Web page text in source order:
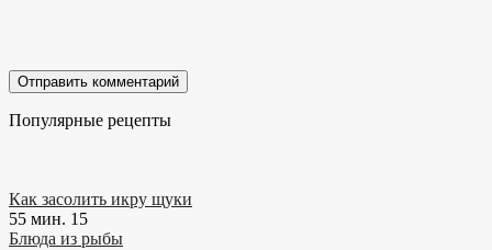
Популярные рецепты
Как засолить икру щуки
55 мин. 15
Блюда из рыбы